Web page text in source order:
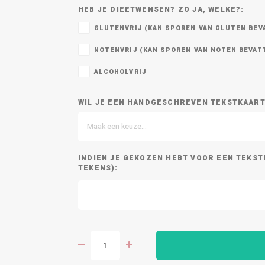
HEB JE DIEETWENSEN? ZO JA, WELKE?:
GLUTENVRIJ (KAN SPOREN VAN GLUTEN
NOTENVRIJ (KAN SPOREN VAN NOTEN
ALCOHOLVRIJ
WIL JE EEN HANDGESCHREVEN
Maak een keuze...
INDIEN JE GEKOZEN HEBT VOOR EEN
TEKENS):